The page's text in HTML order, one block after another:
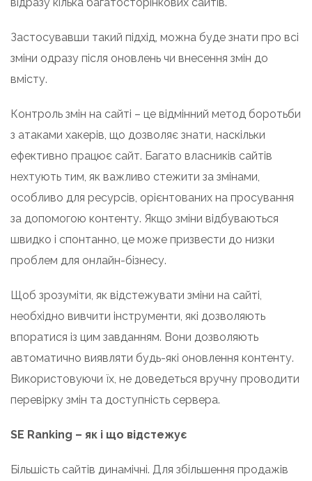
Застосувавши такий підхід, можна буде знати про всі
зміни одразу після оновлень чи внесення змін до
вмісту.
Контроль змін на сайті – це відмінний метод боротьби
з атаками хакерів, що дозволяє знати, наскільки
ефективно працює сайт. Багато власників сайтів
нехтують тим, як важливо стежити за змінами,
особливо для ресурсів, орієнтованих на просування
за допомогою контенту. Якщо зміни відбуваються
швидко і спонтанно, це може призвести до низки
проблем для онлайн-бізнесу.
Щоб зрозуміти, як відстежувати зміни на сайті,
необхідно вивчити інструменти, які дозволяють
впоратися із цим завданням. Вони дозволяють
автоматично виявляти будь-які оновлення контенту.
Використовуючи їх, не доведеться вручну проводити
перевірку змін та доступність сервера.
SE Ranking – як і що відстежує
Більшість сайтів динамічні. Для збільшення продажів